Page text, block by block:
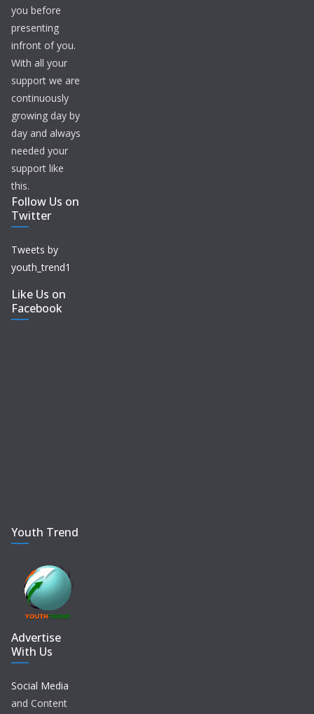
you before
presenting
infront of you.
With all your
support we are
continuously
growing day by
day and always
needed your
support like
this.
Follow Us on
Twitter
Tweets by
youth_trend1
Like Us on
Facebook
Youth Trend
Advertise
With Us
Social Media
and Content